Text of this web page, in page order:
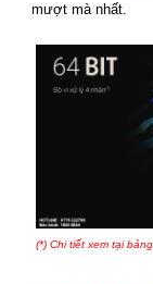
mượt mà nhất.
(*) Chi tiết xem tại